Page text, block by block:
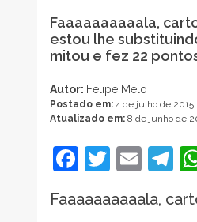
Faaaaaaaaaala,
estou lhe
mitou e fez 22
Autor: Felipe Melo
Postado em: 4 de julho de 2015
Atualizado em: 8 de junho de
Facebook
Twitter
Faaaaaaaaaala,